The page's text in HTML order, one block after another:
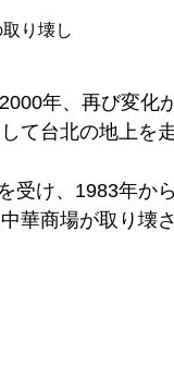
り壊し
年、再び変化
て台北の地上を
受け、1983年か
華商場が取り壊